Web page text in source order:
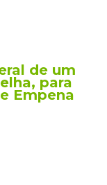
de um
para
Empena